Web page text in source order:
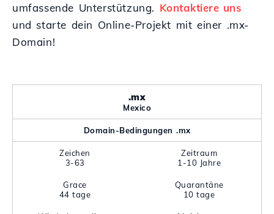
umfassende Unterstützung. Kontaktiere uns
und starte dein Online-Projekt mit einer .mx-
Domain!
.mx
Mexico
Domain-Bedingungen .mx
Zeichen
3-63
Zeitraum
1-10 Jahre
Grace
44 tage
Quarantäne
10 tage